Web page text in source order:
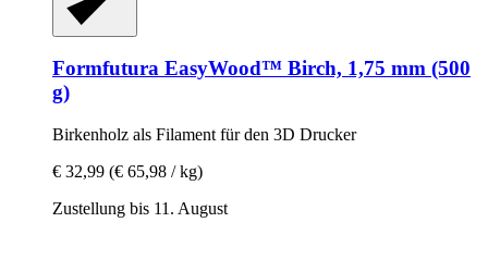
Formfutura EasyWood™ Birch, 1,75 mm (500
g)
Birkenholz als Filament für den 3D Drucker
€ 32,99 (€ 65,98 / kg)
Zustellung bis 11. August